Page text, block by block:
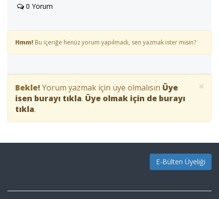
0 Yorum
Hmm! Bu içeriğe henüz yorum yapılmadı, sen yazmak ister misin?
×
Bekle! Yorum yazmak için üye olmalısın Üye
isen burayı tıkla. Üye olmak için de burayı
tıkla.
E-Bülten Üyeliği